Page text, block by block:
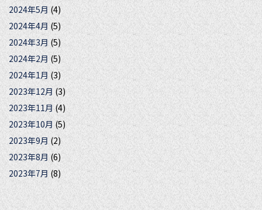
2024年5月(4)
2024年4月(5)
2024年3月(5)
2024年2月 (5)
2024年1月(3)
2023年12月 (3)
2023年11月(4)
2023年10月 (5)
2023年9月(2)
2023年8月 (6)
2023年7月 (8)